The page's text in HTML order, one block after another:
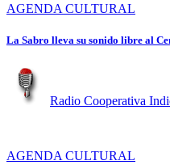
AGENDA CULTURAL
La Sabro lleva su sonido libre al
Radio Cooperativa
AGENDA CULTURAL